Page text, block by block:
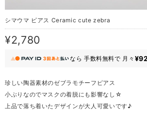
シマウマ ピアス Ceramic cute zebra
¥2,780
なら 手数料無料で 月々
珍しい陶器素材のゼブラモチーフピアス
小ぶりなのでマスクの着脱にも影響なし☆
上品で落ち着いたデザインが大人可愛いです♪